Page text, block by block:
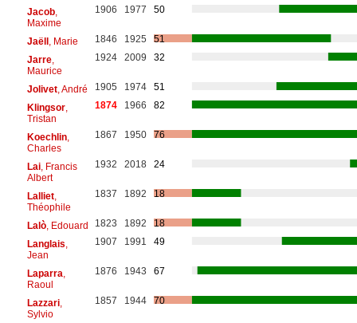
Jacob,
Maxime
1906 1977 50
Jaëll, Marie 1846 1925
51
Jarre,
Maurice
1924 2009 32
Jolivet, André 1905 1974
51
Klingsor,
Tristan
1874 1966 82
Koechlin,
Charles
1867 1950 76
Lai, Francis
Albert
1932 2018 24
Lalliet,
Théophile
1837 1892 18
Lalò, Edouard 1823 1892
18
Langlais
Jean
1907 1991 49
Laparra
Raoul
1876 1943 67
Lazzari,
Sylvio
1857 1944 70